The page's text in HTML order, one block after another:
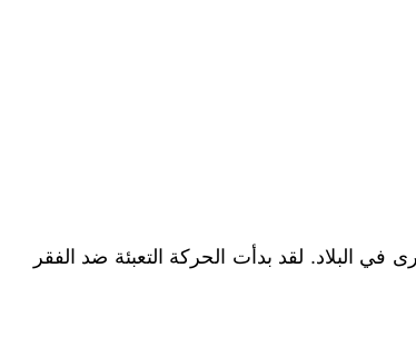
البلاد. لقد بدأت الحركة التعبئة ضد الفقر